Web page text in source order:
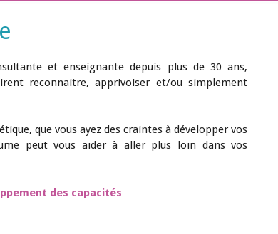
et enseignante depuis plus de 30 ans,
reconnaitre, apprivoiser et/ou simplement
que vous ayez des craintes à développer vos
peut vous aider à aller plus loin dans vos
des capacités